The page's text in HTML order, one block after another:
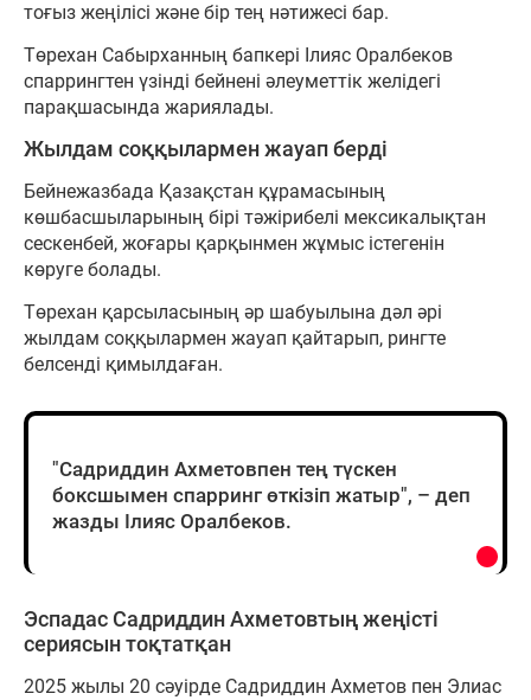
тоғыз жеңілісі және бір тең нәтижесі бар.
Төрехан Сабырханның бапкері Ілияс Оралбеков
спаррингтен үзінді бейнені әлеуметтік желідегі
парақшасында жариялады.
Жылдам соққылармен жауап берді
Бейнежазбада Қазақстан құрамасының
көшбасшыларының бірі тәжірибелі мексикалықтан
сескенбей, жоғары қарқынмен жұмыс істегенін
көруге болады.
Төрехан қарсыласының әр шабуылына дәл әрі
жылдам соққылармен жауап қайтарып, рингте
белсенді қимылдаған.
"Садриддин Ахметовпен тең түскен
боксшымен спарринг өткізіп жатыр", – деп
жазды Ілияс Оралбеков.
Эспадас Садриддин Ахметовтың жеңісті
сериясын тоқтатқан
2025 жылы 20 сәуірде Садриддин Ахметов пен Элиас